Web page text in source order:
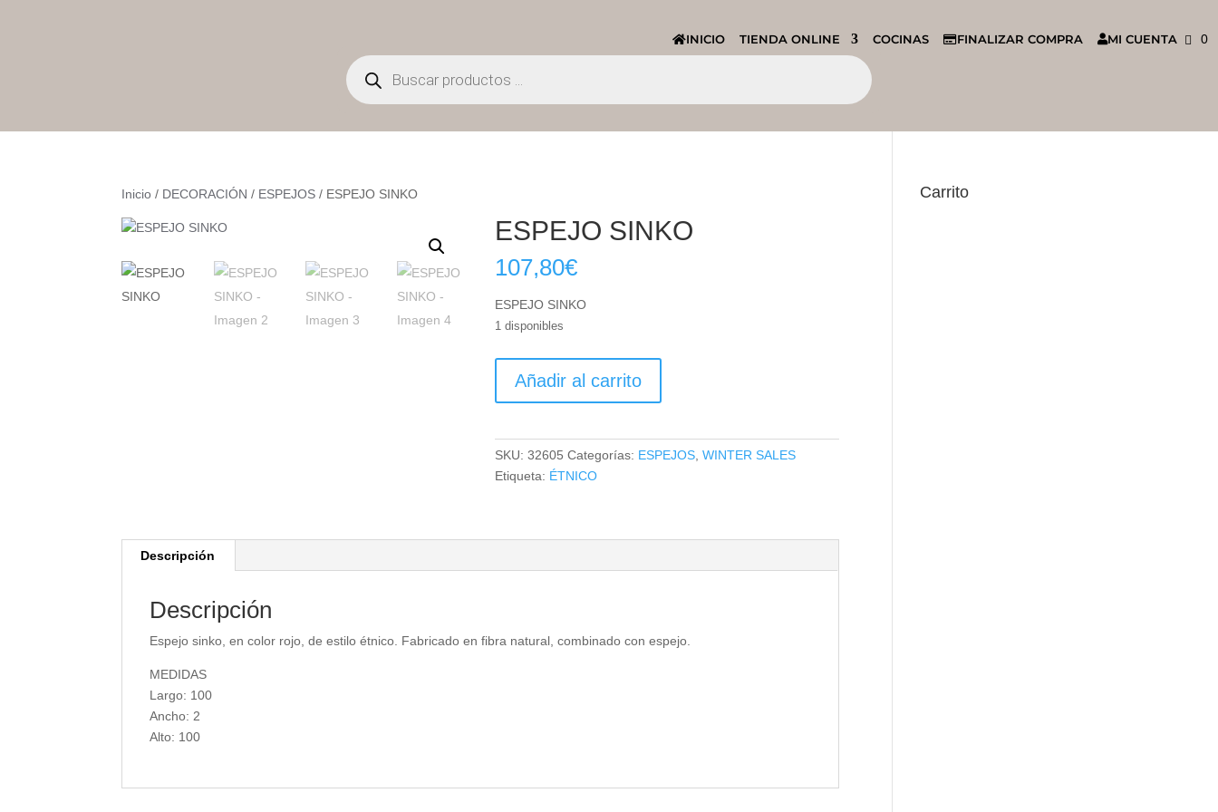
INICIO TIENDA ONLINE COCINAS FINALIZAR COMPRA MI CUENTA
0
Búsqueda
de
productos
Inicio / DECORACIÓN / ESPEJOS / ESPEJO SINKO
ESPEJO SINKO
107,80€
ESPEJO SINKO
1 disponibles
SINKOAñadir al carrito
SKU:32605 Categorías: ESPEJOS ,WINTER SALES
Etiqueta: ÉTNICO
Descripción
Descripción
Espejo sinko, en color rojo, de estilo étnico. Fabricado en fibra natural, combinado con espejo.
MEDIDAS
Largo: 100
Ancho: 2
Alto: 100
Carrito